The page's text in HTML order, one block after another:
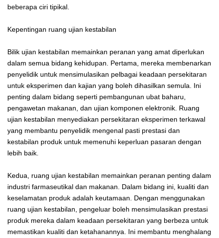
beberapa ciri tipikal.
Kepentingan ruang ujian kestabilan
Bilik ujian kestabilan memainkan peranan yang amat diperlukan
dalam semua bidang kehidupan. Pertama, mereka membenarkan
penyelidik untuk mensimulasikan pelbagai keadaan persekitaran
untuk eksperimen dan kajian yang boleh dihasilkan semula. Ini
penting dalam bidang seperti pembangunan ubat baharu,
pengawetan makanan, dan ujian komponen elektronik. Ruang
ujian kestabilan menyediakan persekitaran eksperimen terkawal
yang membantu penyelidik mengenal pasti prestasi dan
kestabilan produk untuk memenuhi keperluan pasaran dengan
lebih baik.
Kedua, ruang ujian kestabilan memainkan peranan penting dalam
industri farmaseutikal dan makanan. Dalam bidang ini, kualiti dan
keselamatan produk adalah keutamaan. Dengan menggunakan
ruang ujian kestabilan, pengeluar boleh mensimulasikan prestasi
produk mereka dalam keadaan persekitaran yang berbeza untuk
memastikan kualiti dan ketahanannya. Ini membantu menghalang